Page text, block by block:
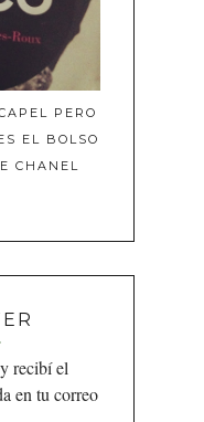
PERO
EL BOLSO
CHANEL
recibí el
en tu correo